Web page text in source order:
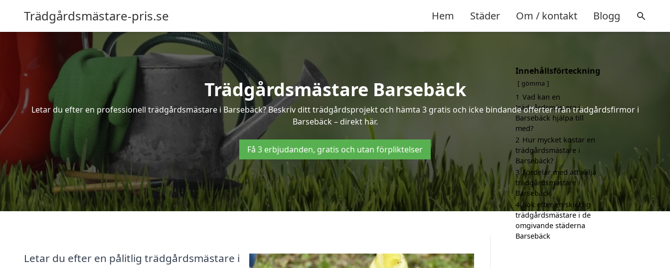
Trädgårdsmästare-pris.se Hem Städer Om / kontakt Blogg
Trädgårdsmästare Barsebäck
Letar du efter en professionell trädgårdsmästare i Barsebäck? Beskriv ditt trädgårdsprojekt och hämta 3 gratis och icke bindande offerter från trädgårdsfirmor i
Barsebäck – direkt här.
Få 3 erbjudanden, gratis och utan förpliktelser
Letar du efter en pålitlig trädgårdsmästare i
Innehållsförteckning
gömma
1 Vad kan en
trädgårdsmästare i
Barsebäck hjälpa till
med?
2 Hur mycket kostar en
trädgårdsmästare i
Barsebäck?
3 Fördelar med att välja
trädgårdsmästare i
Barsebäck
4 Sök efter en skicklig
trädgårdsmästare i de
omgivande städerna
Barsebäck